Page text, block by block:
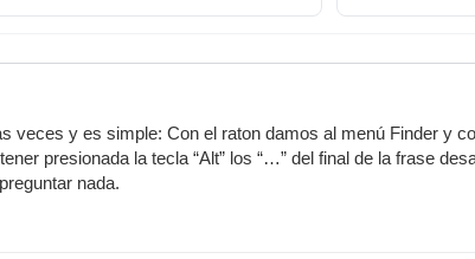
veces y es simple: Con el raton damos al menú Finder y
presionada la tecla “Alt” los “…” del final de la frase
nada.